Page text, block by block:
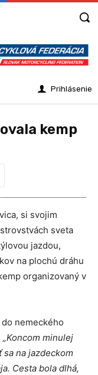
Prihlásenie
kemp
si svojim
sveta
jazdou,
na plochú dráhu
organizovaný v
nemeckého
„Koncom minulej
na jazdeckom
Cesta bola dlhá,